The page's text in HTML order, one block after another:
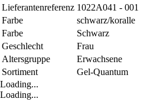
Lieferantenreferenz 1022A041 - 001
Farbe
schwarz/koralle
Farbe
Schwarz
Geschlecht
Frau
Altersgruppe
Erwachsene
Sortiment
Gel-Quantum
Loading...
Loading...